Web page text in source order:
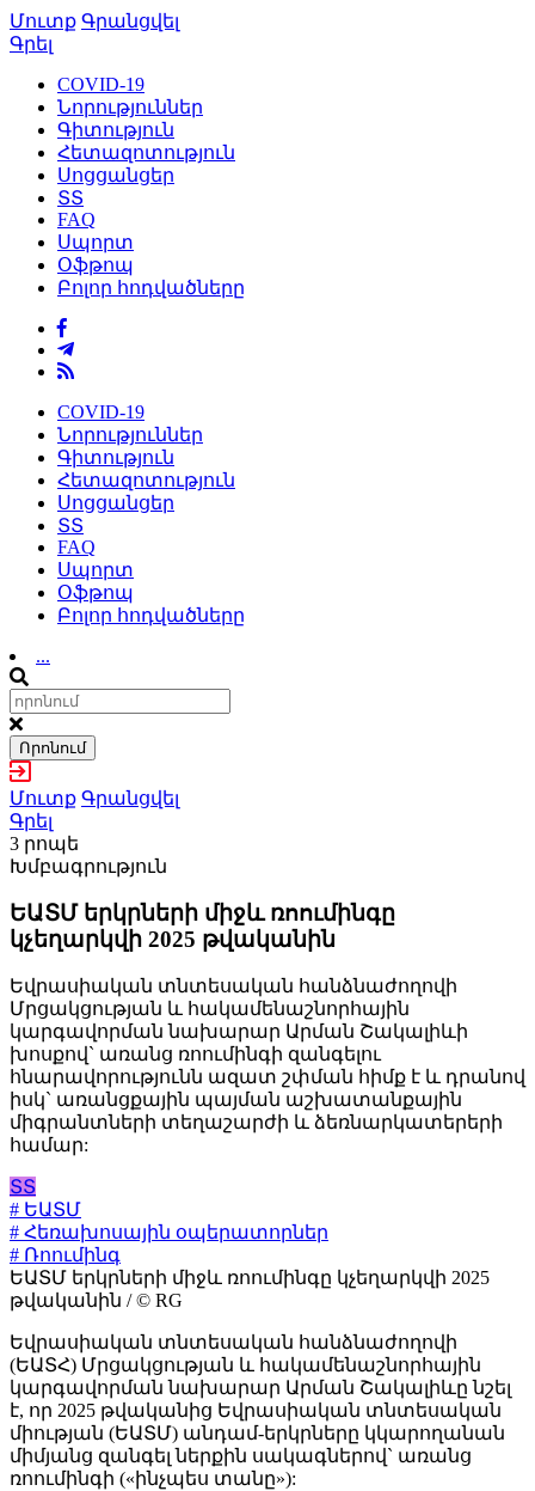
Մուտք Գրանցվել
Գրել
COVID-19
Նորություններ
Գիտություն
Հետազոտություն
Սոցցանցեր
ՏՏ
FAQ
Սպորտ
Օֆթոպ
Բոլոր հոդվածները
COVID-19
Նորություններ
Գիտություն
Հետազոտություն
Սոցցանցեր
ՏՏ
FAQ
Սպորտ
Օֆթոպ
Բոլոր հոդվածները
...
Որոնում
Մուտք Գրանցվել
Գրել
3 րոպե
Խմբագրություն
ԵԱՏՄ երկրների միջև ռոումինգը
կչեղարկվի 2025 թվականին
Եվրասիական տնտեսական հանձնաժողովի
Մրցակցության և հակամենաշնորհային
կարգավորման նախարար Արման Շակալիևի
խոսքով` առանց ռոումինգի զանգելու
հնարավորությունն ազատ շփման հիմք է և դրանով
իսկ` առանցքային պայման աշխատանքային
միգրանտների տեղաշարժի և ձեռնարկատերերի
համար:
ՏՏ
# ԵԱՏՄ
# Հեռախոսային օպերատորներ
# Ռոումինգ
ԵԱՏՄ երկրների միջև ռոումինգը կչեղարկվի 2025
թվականին / © RG
Եվրասիական տնտեսական հանձնաժողովի
(ԵԱՏՀ) Մրցակցության և հակամենաշնորհային
կարգավորման նախարար Արման Շակալիևը նշել
է, որ 2025 թվականից Եվրասիական տնտեսական
միության (ԵԱՏՄ) անդամ-երկրները կկարողանան
միմյանց զանգել ներքին սակագներով` առանց
ռոումինգի («ինչպես տանը»):